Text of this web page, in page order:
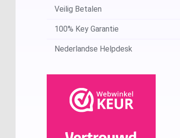
Veilig Betalen
100% Key Garantie
Nederlandse Helpdesk